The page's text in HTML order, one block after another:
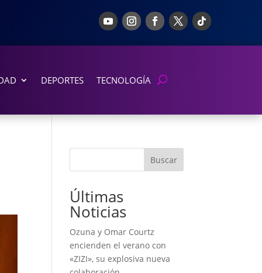
DEPORTES TECNOLOGÍA
Buscar
Últimas
Noticias
Ozuna y Omar Courtz
encienden el verano con
«ZIZI», su explosiva nueva